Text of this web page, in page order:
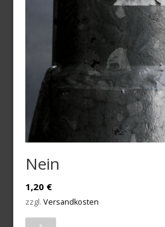
Nein
1,20 €
zzgl.Versandkosten